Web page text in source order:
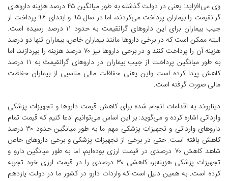
وی می‌افزاید: یعنی در دولت گذشته به طور میانگین ۴۵ درصد هزینه داروهای
گرانقیمت را بیماران پرداخت می‌کردند، اما در سال ۹۵ و ابتدای ۹۶ پرداخت از
جیب بیماران برای این داروهای گرانقیمت به حدود ۱۱ درصد رسیده است.
البته ممکن است که در برخی داروها مانند بیماران خاص، بیماران تنها دو درصد
هزینه آن را پرداخت کنند و در برخی داروها نیز ۷۰ درصد هزینه را بپردازند، اما
به طور میانگین پرداخت از جیب بیماران در داروهای گرانقیمت به ۱۱ درصد
کاهش پیدا کرده است واین یعنی حفاظت مالی مناسبی از بیماران حفاظت
مالی صورت گرفته است.
دیناروند به اقدامات انجام شده برای کاهش قیمت داروها و تجهیزات پزشکی
وارداتی اشاره کرده و می‌گوید: بر این اساس می‌توانیم ادعا کنیم که قیمت تمام
داروهای وارداتی و تجهیزات پزشکی مهم ما به طور میانگین حدود ۳۰ درصد
کاهش یافته است. حتی در برخی از تجهیزات پزشکی و برخی داروهای خاص
شاهد کاهش ۷۰ درصدی در قیمت ارزی بوده‌ایم، اما به طور میانگین دارو و
تجهیزات پزشکی هزینه‌بر، کاهشی ۳۰ درصدی را در قیمت ارزی خود تجربه
کرده است. به همین دلیل است که واردات دارو در کشور ما در دولت یازدهم